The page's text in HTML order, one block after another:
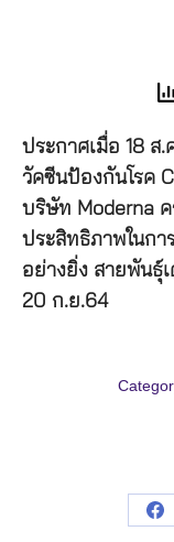
ประกาศเมื่อ 18 ส
วัคซีนป้องกันโรค
บริษัท Moderna ค
ประสิทธิภาพในกา
อย่างยิ่ง สายพันธุ์
20 ก.ย.64